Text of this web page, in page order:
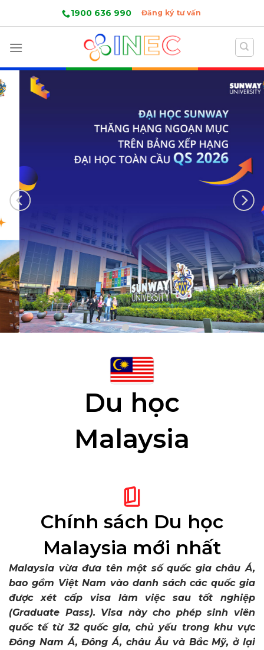
content
1900 636 990 Đăng ký tư vấn
Du học
Malaysia
Chính sách Du học
Malaysia mới nhất
Malaysia vừa đưa tên một số quốc gia châu Á,
bao gồm Việt Nam vào danh sách các quốc gia
được xét cấp visa làm việc sau tốt nghiệp
(Graduate Pass). Visa này cho phép sinh viên
quốc tế từ 32 quốc gia, chủ yếu trong khu vực
Đông Nam Á, Đông Á, châu Âu và Bắc Mỹ, ở lại